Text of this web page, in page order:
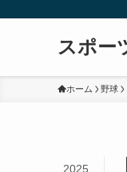
スポー
ホーム 野球
2025